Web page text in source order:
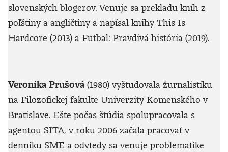
slovenských blogerov. Venuje sa prekladu kníh z
poľštiny a angličtiny a napísal knihy This Is
Hardcore (2013) a Futbal: Pravdivá história (2019).
Veronika Prušová (1980) vyštudovala žurnalistiku
na Filozofickej fakulte Univerzity Komenského v
Bratislave. Ešte počas štúdia spolupracovala s
agentou SITA, v roku 2006 začala pracovať v
denníku SME a odvtedy sa venuje problematike